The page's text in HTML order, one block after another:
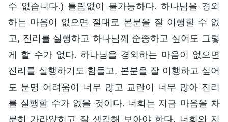
수 없습니다.) 틀림없이 불가능하다. 하나님을 경외
하는 마음이 없으면 절대로 본분을 잘 이행할 수 없
고, 진리를 실행하고 하나님께 순종하고 싶어도 그렇
게 할 수가 없다. 하나님을 경외하는 마음이 없으면
진리를 실행하기도 힘들고, 본분을 잘 이행하고 싶어
도 분명 어려움이 너무 많고 교란이 너무 많아 진리
를 실행할 수가 없을 것이다. 너희는 지금 마음을 차
분히 가라앉히고 잘 생각해 보아야 한다. 너희의 지